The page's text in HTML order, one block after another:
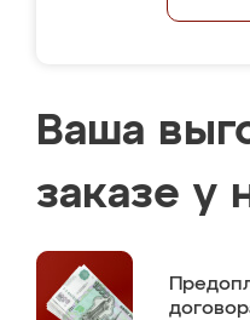
Ваша
заказе у